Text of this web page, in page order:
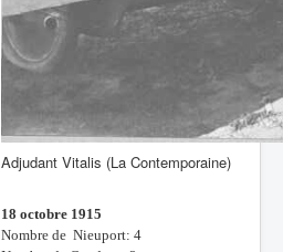
Adjudant Vitalis (La Contemporaine)
18 octobre 1915
Nombre de Nieuport: 4